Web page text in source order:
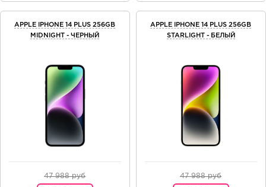
APPLE IPHONE 14 PLUS 256GB
MIDNIGHT - ЧЕРНЫЙ
47 988 руб
APPLE IPHONE 14 PLUS 256GB
STARLIGHT - БЕЛЫЙ
47 988 руб